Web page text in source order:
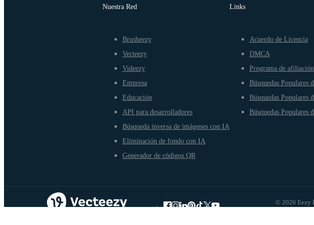
Nuestra Red
Brusheezy
Vecteezy
Videezy
Empresa
Educación
API para desarrolladores
Búsqueda inversa de imágenes con IA
Eliminación de fondo con IA
Generador de códigos QR
Links
Acuerdo de Licencia
DMCA
Programa de afiliación
Búsquedas Populares
Búsquedas Populares
Búsquedas Populares
© 2026 Eezy